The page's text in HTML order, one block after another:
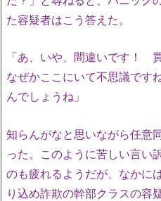
た容疑者はこう答えた。
「あ、いや、間違いです！
なぜかここにいて不思議です
んでしょうね」
知らんがなと思いながら任意
った。このように苦しい言い
のも疲れるようだが、なかに
り込め詐欺の幹部クラスの容